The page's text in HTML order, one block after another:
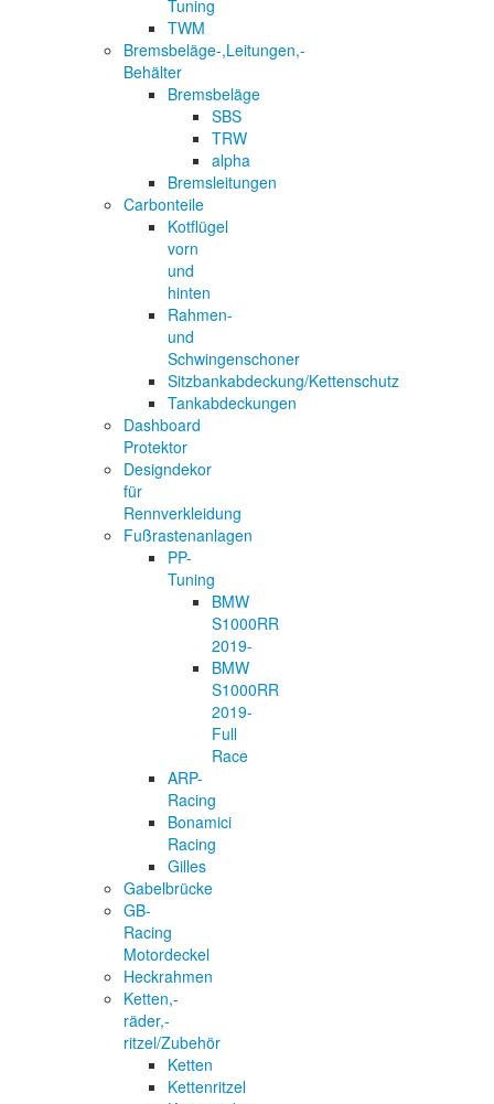
Tuning
TWM
Bremsbeläge-,Leitungen,-
Behälter
Bremsbeläge
SBS
TRW
alpha
Bremsleitungen
Carbonteile
Kotflügel
vorn
und
hinten
Rahmen-
und
Schwingenschoner
Sitzbankabdeckung/Kettenschutz
Tankabdeckungen
Dashboard
Protektor
Designdekor
für
Rennverkleidung
Fußrastenanlagen
PP-
Tuning
BMW
S1000RR
2019-
BMW
S1000RR
2019-
Full
Race
ARP-
Racing
Bonamici
Racing
Gilles
Gabelbrücke
GB-
Racing
Motordeckel
Heckrahmen
Ketten,-
räder,-
ritzel/Zubehör
Ketten
Kettenritzel